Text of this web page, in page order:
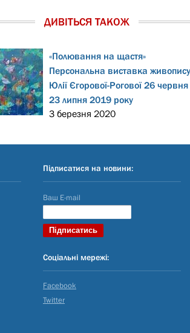
ДИВІТЬСЯ ТАКОЖ
«Полювання на щастя»
Персональна виставка живопису
Юлії Єгорової-Рогової 26
23 липня 2019 року
3 березня 2020
Підписатися на новини:
Ваш E-mail
Соціальні мережі:
Facebook
Twitter